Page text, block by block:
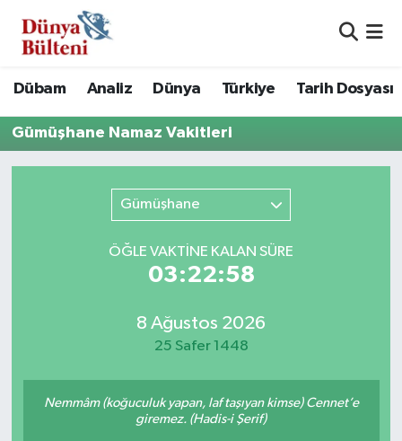
Dübam Analiz Dünya Türkiye Tarih Dosyası
Gümüşhane Namaz Vakitleri
Gümüşhane
ÖĞLE VAKTİNE KALAN SÜRE
03:22:58
8 Ağustos 2026
25 Safer 1448
Nemmâm (koğuculuk yapan, laf taşıyan kimse) Cennet’e
giremez. (Hadis-i Şerif)
Hava Durumu
Trafik Durumu
Süper Lig Puan Durumu ve Fikstür
Son Dakika Haberleri